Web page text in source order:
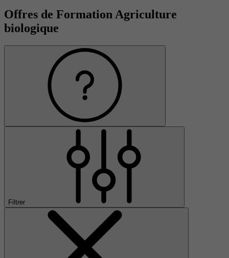
Offres de Formation Agriculture
biologique
Filtrer